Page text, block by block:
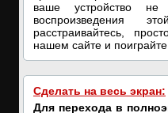
ваше устройство
воспроизведения
расстраивайтесь,
нашем сайте и
Сделать на весь экран:
Для перехода в